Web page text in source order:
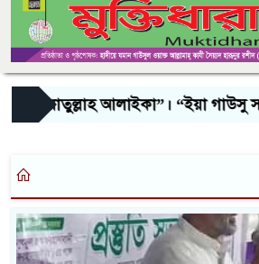
আলাইকা”। “ইয়া গাউসু